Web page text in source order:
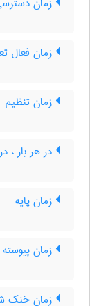
زمان فعال
زمان تنظیم
در هر بار ،
زمان پایه
زمان پیوسته
زمان خنک